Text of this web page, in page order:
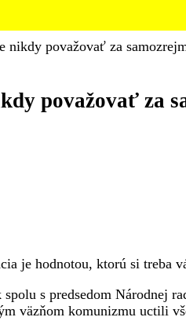
nikdy považovať za
považovať za
je hodnotou, ktorú si treba
s predsedom Národnej
väzňom komunizmu uctili